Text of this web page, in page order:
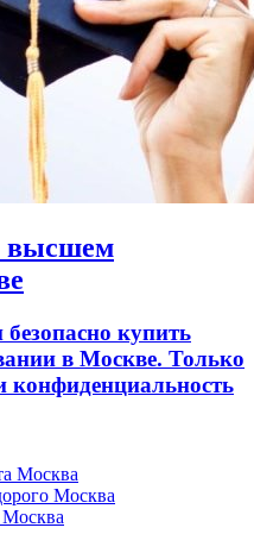
высшем
купить
в Москве. Только
конфиденциальность
Москва
Москва
Москва